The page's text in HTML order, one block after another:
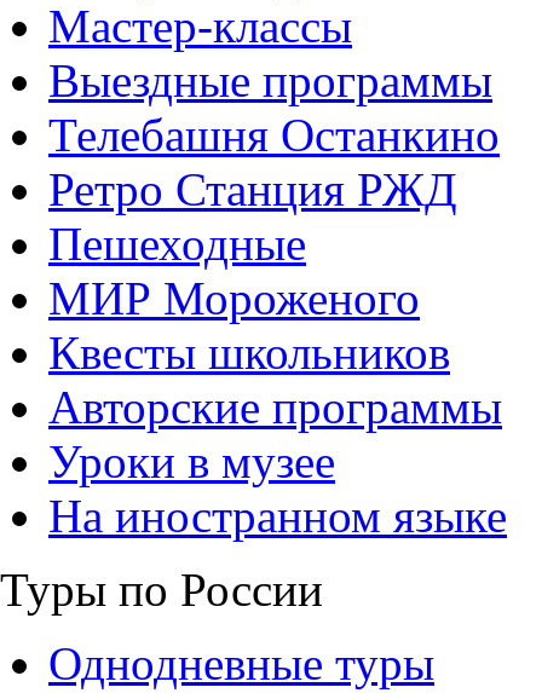
Мастер-классы
Выездные программы
Телебашня Останкино
Ретро Станция РЖД
Пешеходные
МИР Мороженого
Квесты школьников
Авторские программы
Уроки в музее
На иностранном языке
Туры по России
Однодневные туры